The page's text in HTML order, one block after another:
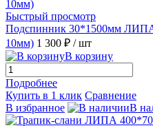
Быстрый просмотр
Подспинник 30*1500мм
10мм) 1 300 ₽ / шт
В корзину
Подробнее
Купить в 1 клик Сравнение
В избранное
В